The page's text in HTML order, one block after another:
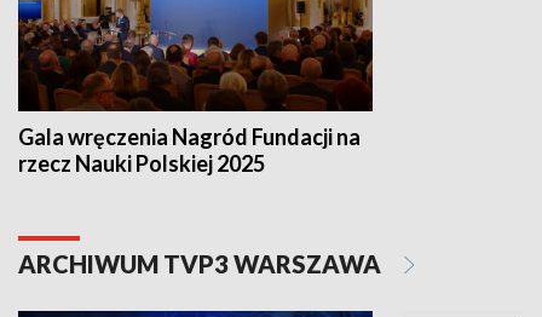
Gala wręczenia Nagród Fundacji na
rzecz Nauki Polskiej 2025
ARCHIWUM TVP3 WARSZAWA